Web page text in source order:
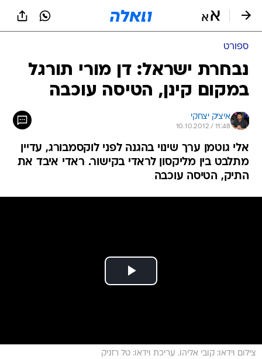
ספורט
נבחרת ישראל: דן מורי תורגל
במקום קינן, הטיסה עוכבה
איציק יצחקי
10.10.2012 / 11:48
אלי גוטמן ערך שינוי בהגנה לפני לוקסמבורג, עדיין
מתלבט בין מליקסון לראדי בקישור. ראדי איבד את
התיק, הטיסה עוכבה
צילום וידאו: קובי אליהו. עריכת וידאו: טל רזניק